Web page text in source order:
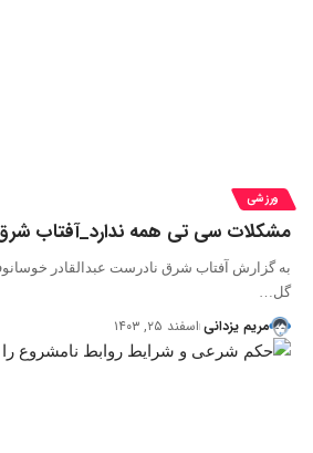
ورزشی
مشکلات سی تی همه ندارد_آفتاب
به گزارش آفتاب شرق نادرست عبدالقادر
گل…
مریم یزدانی اسفند ۲۵, ۱۴۰۳